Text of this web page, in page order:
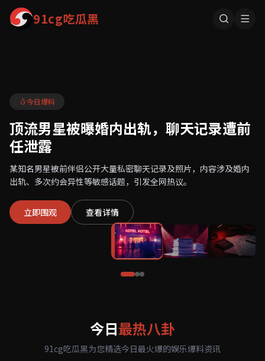
91cg吃瓜黑
今日爆料
顶流男星被曝婚内出轨，聊天记录遭前
任泄露
某知名男星被前伴侣公开大量私密聊天记录及照片，内容涉及婚内
出轨、多次约会异性等敏感话题，引发全网热议。
立即围观 查看详情
今日最热八卦
91cg吃瓜黑为您精选今日最火爆的娱乐爆料资讯